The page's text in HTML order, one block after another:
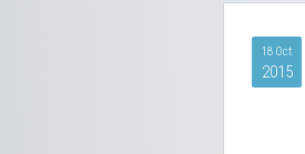
18 Oct
2015